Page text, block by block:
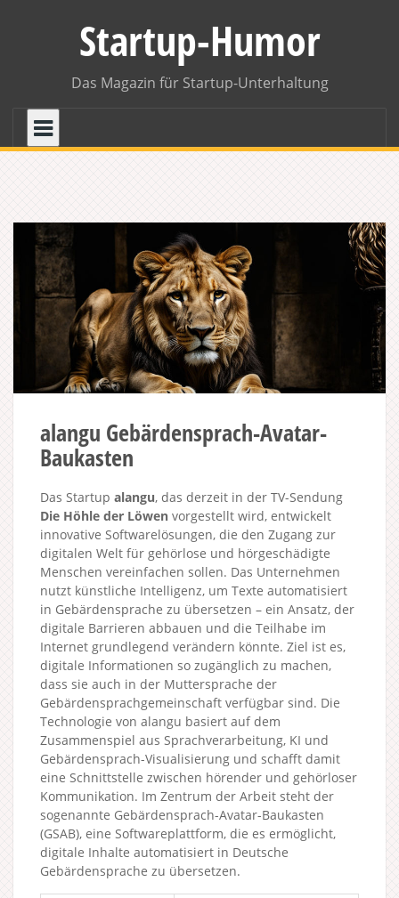
Startup-Humor
Das Magazin für Startup-Unterhaltung
alangu Gebärdensprach-Avatar-
Baukasten
Das Startup alangu, das derzeit in der TV-Sendung
Die Höhle der Löwen vorgestellt wird, entwickelt
innovative Softwarelösungen, die den Zugang zur
digitalen Welt für gehörlose und hörgeschädigte
Menschen vereinfachen sollen. Das Unternehmen
nutzt künstliche Intelligenz, um Texte automatisiert
in Gebärdensprache zu übersetzen – ein Ansatz, der
digitale Barrieren abbauen und die Teilhabe im
Internet grundlegend verändern könnte. Ziel ist es,
digitale Informationen so zugänglich zu machen,
dass sie auch in der Muttersprache der
Gebärdensprachgemeinschaft verfügbar sind. Die
Technologie von alangu basiert auf dem
Zusammenspiel aus Sprachverarbeitung, KI und
Gebärdensprach-Visualisierung und schafft damit
eine Schnittstelle zwischen hörender und gehörloser
Kommunikation. Im Zentrum der Arbeit steht der
sogenannte Gebärdensprach-Avatar-Baukasten
(GSAB), eine Softwareplattform, die es ermöglicht,
digitale Inhalte automatisiert in Deutsche
Gebärdensprache zu übersetzen.